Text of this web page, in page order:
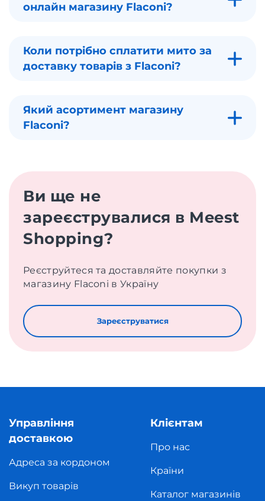
онлайн магазину Flaconi?
Коли потрібно сплатити мито за
доставку товарів з Flaconi?
Який асортимент магазину
Flaconi?
Ви ще не
зареєструвалися в Meest
Shopping?
Реєструйтеся та доставляйте покупки з
магазину Flaconi в Україну
Зареєструватися
Управління
доставкою
Адреса за кордоном
Викуп товарів
Клієнтам
Про нас
Країни
Каталог магазинів